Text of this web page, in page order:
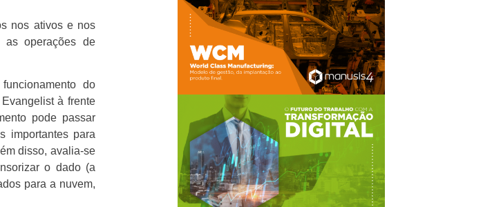
nos ativos e nos
as operações de
do
à frente
pode passar
importantes para
disso, avalia-se
o dado (a
para a nuvem,